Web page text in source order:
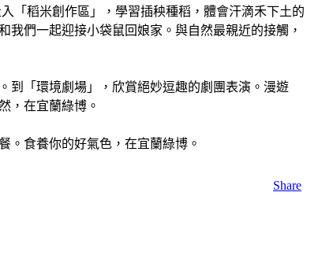
「稻米創作區」，學習插秧種稻，體會汗滴禾下土的
們一起迎接小袋鼠回娘家。與自然最親近的接觸，
到「環境劇場」，欣賞絕妙逗趣的劇團表演。漫遊
，在宜蘭綠博。
。食養你的好氣色，在宜蘭綠博。
Share